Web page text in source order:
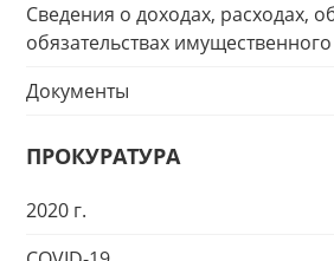
Сведения о доходах, расходах,
обязательствах
Документы
ПРОКУРАТУРА
2020 г.